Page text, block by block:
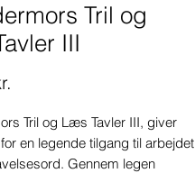
Tril og
III
Tril og Læs Tavler III, giver
en legende tilgang til arbejdet
. Gennem legen